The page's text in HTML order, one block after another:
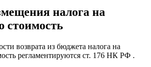
налога на
стоимость
возврата из бюджета налога на
регламентируются ст. 176 НК РФ .